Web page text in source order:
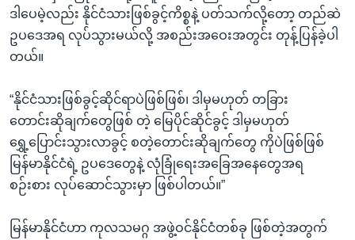
ဒါပေမဲ့လည်း နိုင်ငံသားဖြစ်ခွင့်ကိစ္စနဲ့ ပတ်သက်လို့တော့ တည်ဆဲ
ဥပဒေအရ လုပ်သွားမယ်လို့ အစည်းအဝေးအတွင်း တုန့်ပြန်ခဲ့ပါ
တယ်။
“နိုင်ငံသားဖြစ်ခွင့်ဆိုင်ရာပဲဖြစ်ဖြစ်၊ ဒါမှမဟုတ် တခြား
တောင်းဆိုချက်တွေဖြစ် တဲ့ မြေပိုင်ဆိုင်ခွင့် ဒါမှမဟုတ်
ရွှေ့ပြောင်းသွားလာခွင့် စတဲ့တောင်းဆိုချက်တွေ ကိုပဲဖြစ်ဖြစ်
မြန်မာနိုင်ငံရဲ့ ဥပဒေတွေနဲ့ လုံခြုံရေးအခြေအနေတွေအရ
စဉ်းစား လုပ်ဆောင်သွားမှာ ဖြစ်ပါတယ်။”
မြန်မာနိုင်ငံဟာ ကုလသမဂ္ဂ အဖွဲ့ဝင်နိုင်ငံတစ်ခု ဖြစ်တဲ့အတွက်